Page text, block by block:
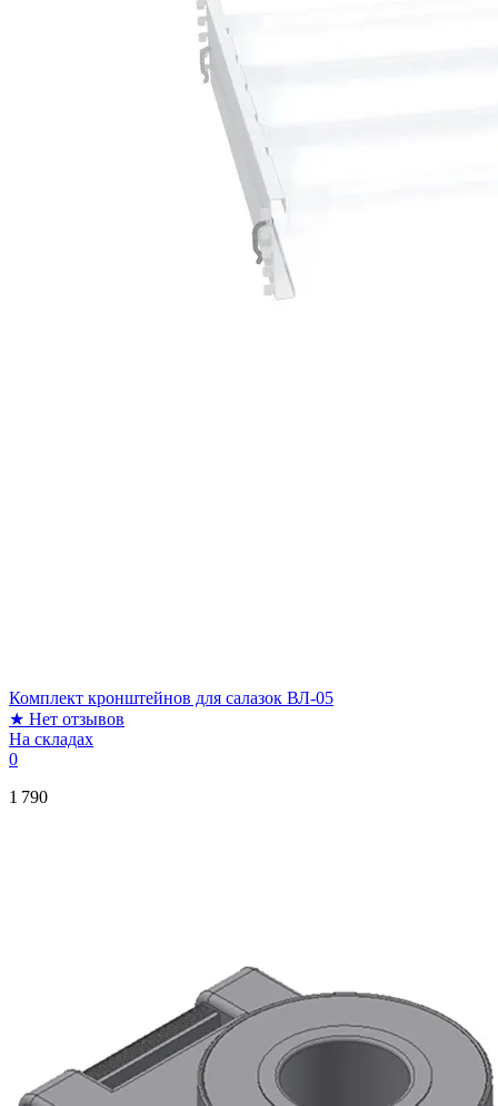
Комплект кронштейнов для салазок ВЛ-05
★ Нет отзывов
На складах
0
1 790